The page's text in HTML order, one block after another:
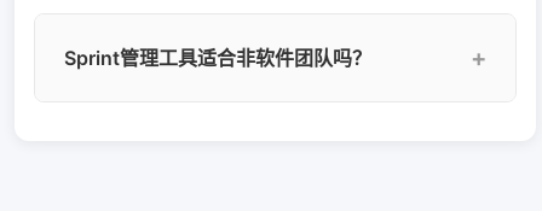
生成燃尽图，支持理想线和实际线对比。
Sprint生命周期（规划→执行→追踪→回顾）、是
Sprint管理工具适合非软件团队吗？